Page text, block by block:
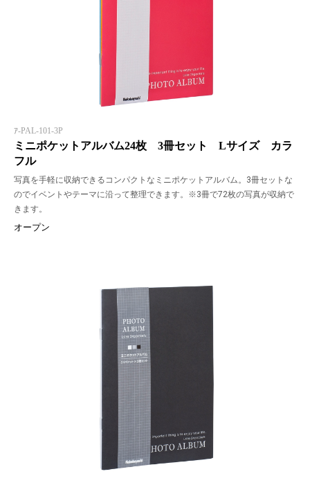
ｱ-PAL-101-3P
ミニポケットアルバム24枚 3冊セット Lサイズ カラ
フル
写真を手軽に収納できるコンパクトなミニポケットアルバム。3冊セットな
のでイベントやテーマに沿って整理できます。※3冊で72枚の写真が収納で
きます。
オープン